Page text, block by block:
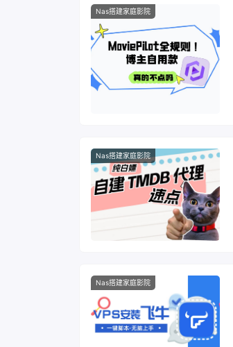
Nas搭建家庭影院
Nas搭建家庭影院
Nas搭建家庭影院